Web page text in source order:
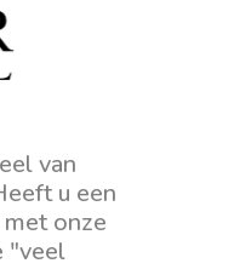
van
u een
onze
"veel